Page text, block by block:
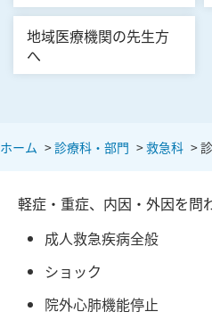
地域医療機関の先生方
へ
ホーム >診療科・部門 >救急科 >
軽症・重症、内因・外因を問
成人救急疾病全般
ショック
院外心肺機能停止